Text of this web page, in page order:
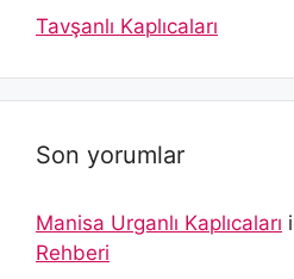
Tavşanlı Kaplıcaları
Son yorumlar
Manisa Urganlı Kaplıcaları
Rehberi